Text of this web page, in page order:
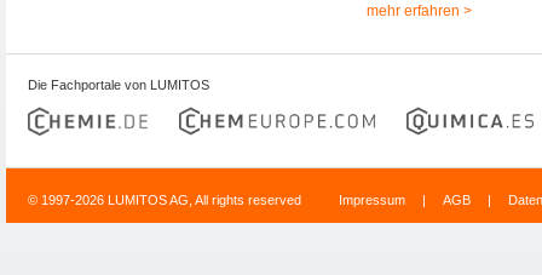
mehr erfahren >
Die Fachportale von LUMITOS
© 1997-2026 LUMITOS AG, All rights reserved Impressum | AGB |